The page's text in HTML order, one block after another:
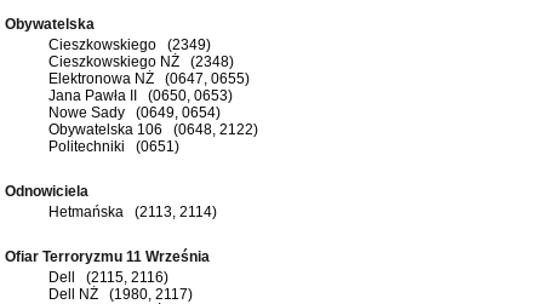
Obywatelska
Cieszkowskiego (2349)
Cieszkowskiego NŻ (2348)
Elektronowa NŻ (0647, 0655)
Jana Pawła II (0650, 0653)
Nowe Sady (0649, 0654)
Obywatelska 106 (0648, 2122)
Politechniki (0651)
Odnowiciela
Hetmańska (2113, 2114)
Ofiar Terroryzmu 11 Września
Dell (2115, 2116)
Dell NŻ (1980, 2117)